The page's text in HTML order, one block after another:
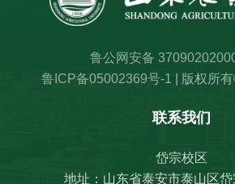
鲁公网安备
鲁ICP备05002369号-1 | 版权所
联系我们
岱宗校区
地址：山东省泰安市泰山区